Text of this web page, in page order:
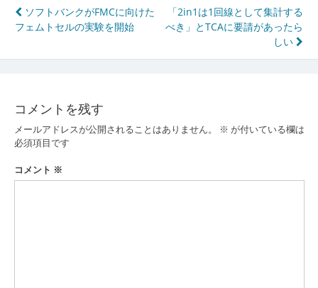
投
稿
ナ
ゲ
ー
シ
ョ
ソフトバンクがFMCに向けた
フェムトセルの実験を開始
「2in1は1回線として集計する
べき」とTCAに要請があったら
しい
コメントを残す
メールアドレスが公開されることはありません。 ※ が付いている欄は
必須項目です
コメント ※